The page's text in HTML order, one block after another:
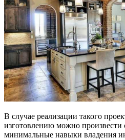
В случае реализации такого
изготовлению можно произвести
минимальные навыки владения